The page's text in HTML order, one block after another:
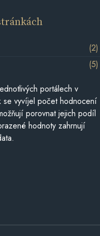
(2)
(5)
portálech v
vyvíjel počet hodnocení
porovnat jejich podíl
hodnoty zahrnují